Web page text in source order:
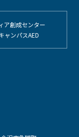
ア創成センター
ャンパスAED